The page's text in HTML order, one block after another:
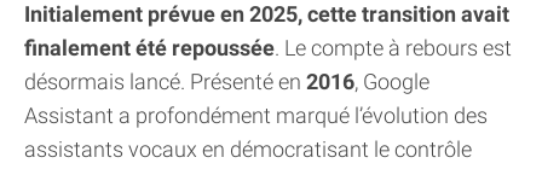
Initialement prévue en 2025, cette transition avait
finalement été repoussée. Le compte à rebours est
désormais lancé. Présenté en 2016, Google
Assistant a profondément marqué l’évolution des
assistants vocaux en démocratisant le contrôle